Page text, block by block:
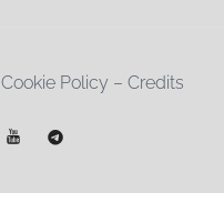
Cookie Policy – Credits